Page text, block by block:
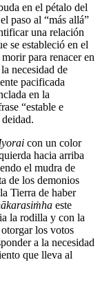
en el pétalo del
paso al “más allá”
una relación
se estableció en el
morir para renacer en
necesidad de
pacificada
en la
“estable e
con un color
hacia arriba
el mudra de
de los demonios
Tierra de haber
este
la rodilla y con la
los votos
a la necesidad
que lleva al